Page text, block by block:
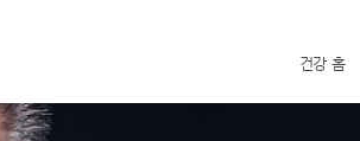
건강 홈